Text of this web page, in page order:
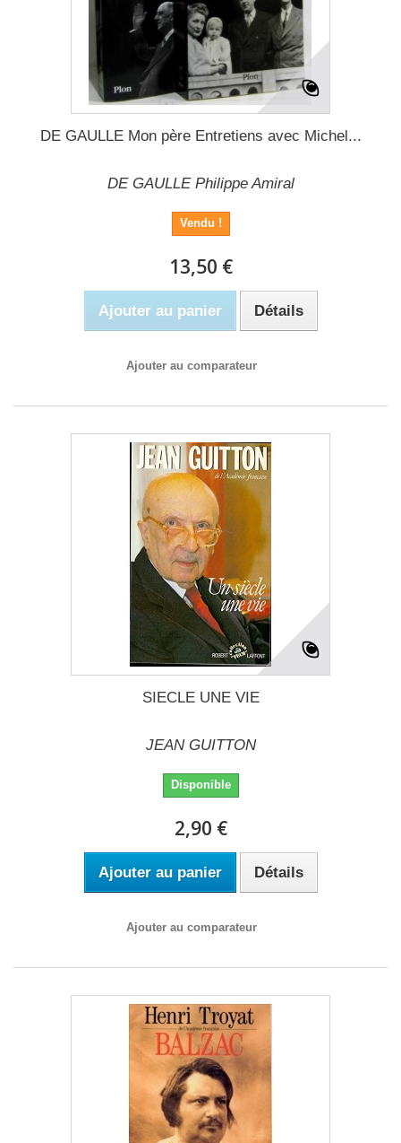
DE GAULLE Mon père Entretiens avec Michel...
DE GAULLE Philippe Amiral
Vendu !
13,50 €
Ajouter au panier Détails
Ajouter au comparateur
SIECLE UNE VIE
JEAN GUITTON
Disponible
2,90 €
Ajouter au panier Détails
Ajouter au comparateur